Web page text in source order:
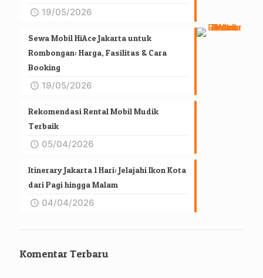
19/05/2026
Sewa Mobil HiAce Jakarta untuk
Rombongan: Harga, Fasilitas & Cara
Booking
19/05/2026
Rekomendasi Rental Mobil Mudik
Terbaik
05/04/2026
Itinerary Jakarta 1 Hari: Jelajahi Ikon Kota
dari Pagi hingga Malam
04/04/2026
Komentar Terbaru